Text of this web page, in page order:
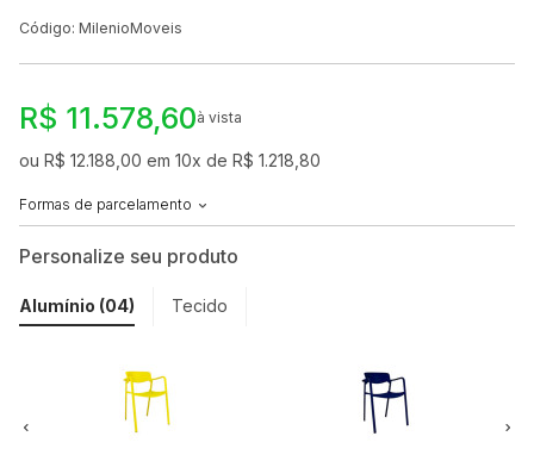
Código: MilenioMoveis
R$ 11.578,60à vista
ou R$ 12.188,00 em 10x de R$ 1.218,80
Formas de parcelamento
Personalize seu produto
Alumínio (04) Tecido